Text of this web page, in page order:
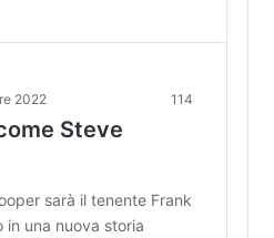
2022 114
Steve
sarà il tenente Frank
in una nuova storia